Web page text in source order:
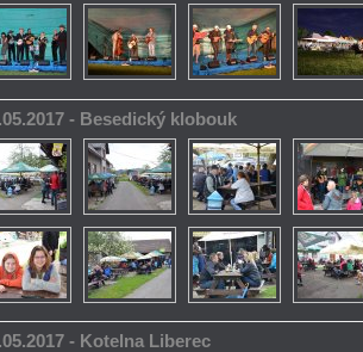
- Besedický klobouk
- Kotelna Liberec